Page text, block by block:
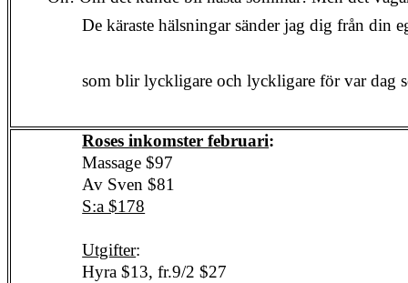
De käraste hälsningar sänder jag dig från din
som blir lyckligare och lyckligare för var dag
Roses inkomster februari:
Massage $97
Av Sven $81
S:a $178
Utgifter:
Hyra $13, fr.9/2 $27